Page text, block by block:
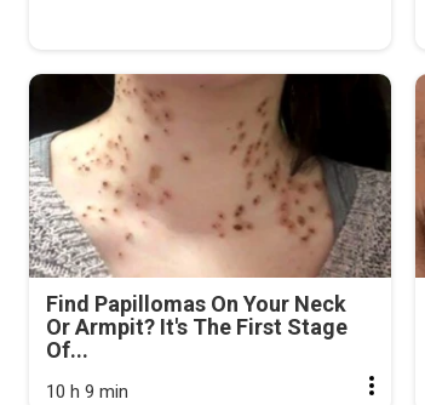
Find Papillomas On Your Neck
Or Armpit? It's The First Stage
Of...
10 h 9 min